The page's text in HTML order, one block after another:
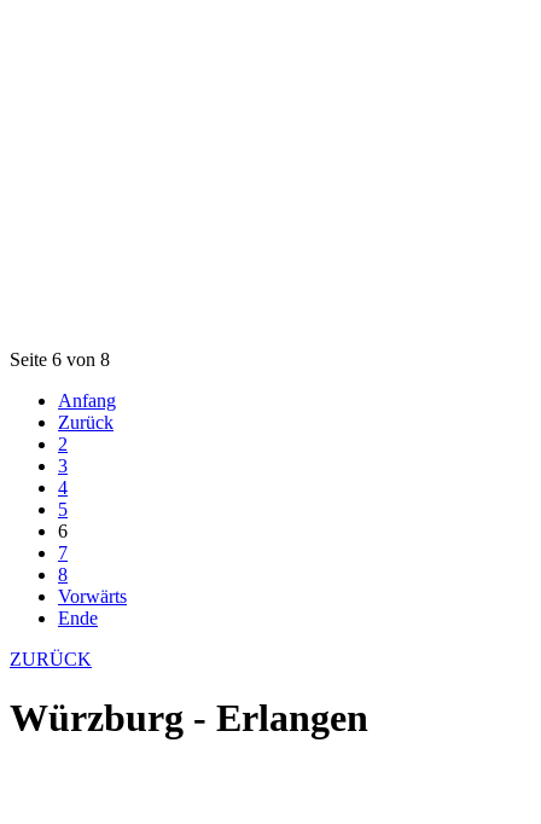
Seite 6 von 8
Anfang
Zurück
2
3
4
5
6
7
8
Vorwärts
Ende
ZURÜCK
Würzburg - Erlangen